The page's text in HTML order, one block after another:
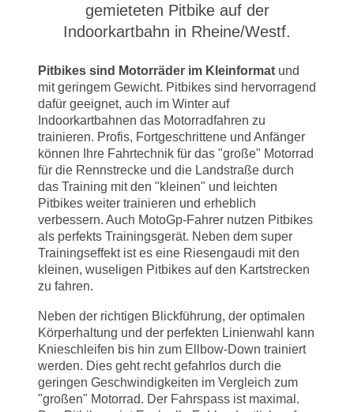
gemieteten Pitbike auf der
Indoorkartbahn in Rheine/Westf.
Pitbikes sind Motorräder im Kleinformat und
mit geringem Gewicht. Pitbikes sind hervorragend
dafür geeignet, auch im Winter auf
Indoorkartbahnen das Motorradfahren zu
trainieren. Profis, Fortgeschrittene und Anfänger
können Ihre Fahrtechnik für das "große" Motorrad
für die Rennstrecke und die Landstraße durch
das Training mit den "kleinen" und leichten
Pitbikes weiter trainieren und erheblich
verbessern. Auch MotoGp-Fahrer nutzen Pitbikes
als perfekts Trainingsgerät. Neben dem super
Trainingseffekt ist es eine Riesengaudi mit den
kleinen, wuseligen Pitbikes auf den Kartstrecken
zu fahren.
Neben der richtigen Blickführung, der optimalen
Körperhaltung und der perfekten Linienwahl kann
Knieschleifen bis hin zum Ellbow-Down trainiert
werden. Dies geht recht gefahrlos durch die
geringen Geschwindigkeiten im Vergleich zum
"großen" Motorrad. Der Fahrspass ist maximal.